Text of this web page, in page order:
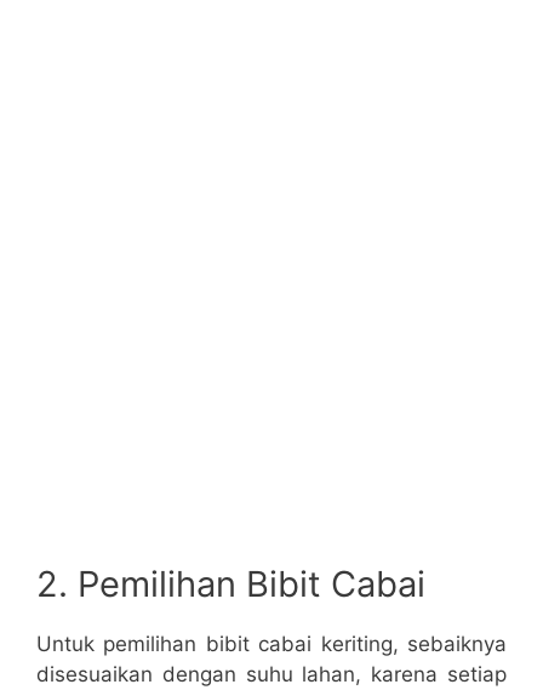
2. Pemilihan Bibit Cabai
Untuk pemilihan bibit cabai keriting, sebaiknya
disesuaikan dengan suhu lahan, karena setiap